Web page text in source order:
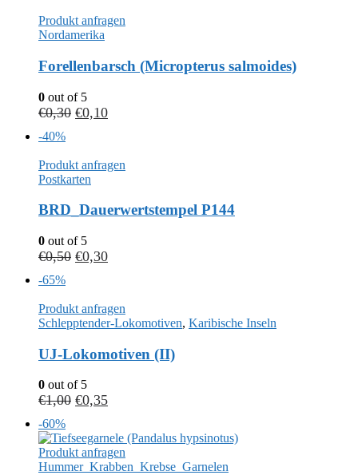
Produkt anfragen
Nordamerika
Forellenbarsch (Micropterus salmoides)
0 out of 5
€0,30 €0,10
-40%
Produkt anfragen
Postkarten
BRD_Dauerwertstempel P144
0 out of 5
€0,50 €0,30
-65%
Produkt anfragen
Schlepptender-Lokomotiven, Karibische Inseln
UJ-Lokomotiven (II)
0 out of 5
€1,00 €0,35
-60%
Produkt anfragen
Hummer_Krabben_Krebse_Garnelen